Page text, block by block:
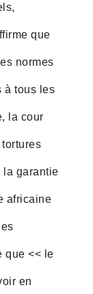
que
normes
à tous les
la cour
la garantie
africaine
que << le
en